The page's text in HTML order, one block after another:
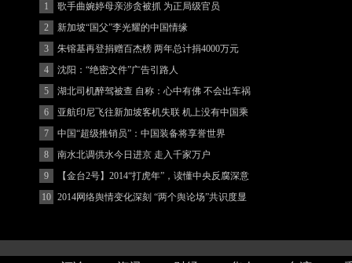
1
歌手曲婉婷母亲涉贪被抓 为正局级官员
2
新加坡“国父”李光耀的中国情缘
3
朱镕基再登捐赠百杰榜 两年总计捐4000万元
4
沈阳：“绝密文件”广告引路人
5
湖北司机醉驾被查 自称：心中有佛 不会出车祸
(图)
6
亚航印尼飞往新加坡客机失联 机上没有中国乘
客
7
中国“超级推销员”：中国装备将享誉世界
8
南水北调供水今日进京 走入千家万户
9
【金台2号】2014“打虎年”，读懂中央反腐深意
10 2014网络舆情变化深刻 “两个舆论场”共识度显